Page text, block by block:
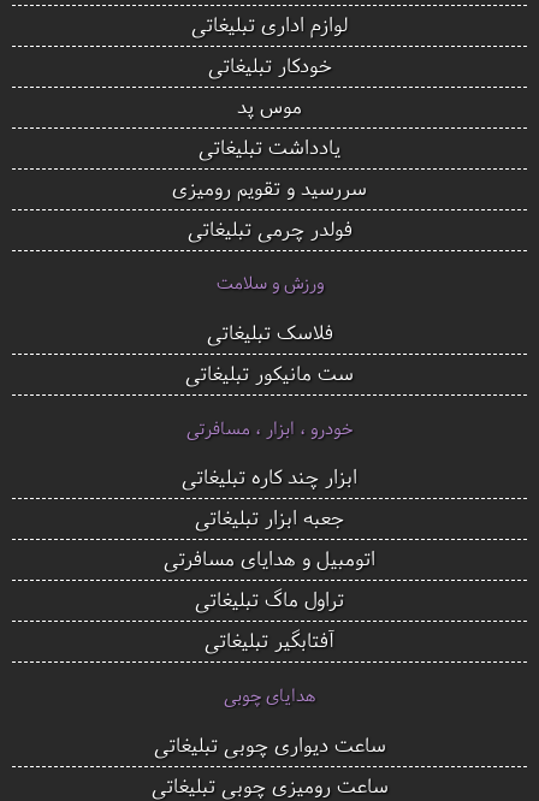
لوازم اداری تبلیغاتی
خودکار تبلیغاتی
موس پد
یادداشت تبلیغاتی
سررسید و تقویم رومیزی
فولدر چرمی تبلیغاتی
ورزش و سلامت
فلاسک تبلیغاتی
ست مانیکور تبلیغاتی
خودرو ، ابزار ، مسافرتی
ابزار چند کاره تبلیغاتی
جعبه ابزار تبلیغاتی
اتومبیل و هدایای مسافرتی
تراول ماگ تبلیغاتی
آفتابگیر تبلیغاتی
هدایای چوبی
ساعت دیواری چوبی تبلیغاتی
ساعت رومیزی چوبی تبلیغاتی